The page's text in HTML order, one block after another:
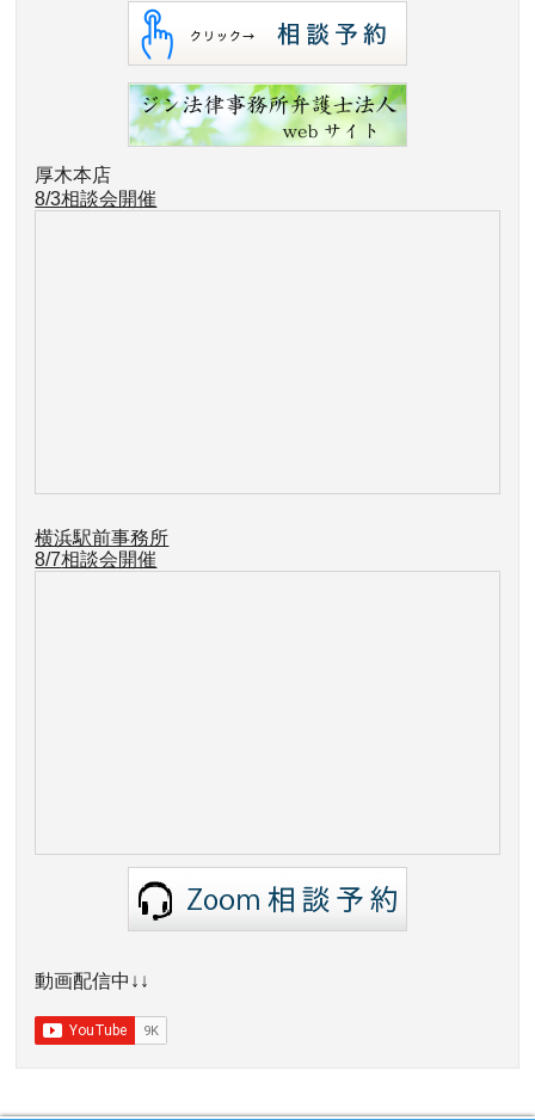
厚木本店
8/3相談会開催
横浜駅前事務所
8/7相談会開催
動画配信中↓↓